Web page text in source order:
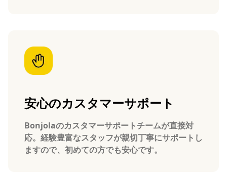
安心のカスタマーサポート
Bonjolaのカスタマーサポートチームが直接対
応。経験豊富なスタッフが親切丁寧にサポートし
ますので、初めての方でも安心です。